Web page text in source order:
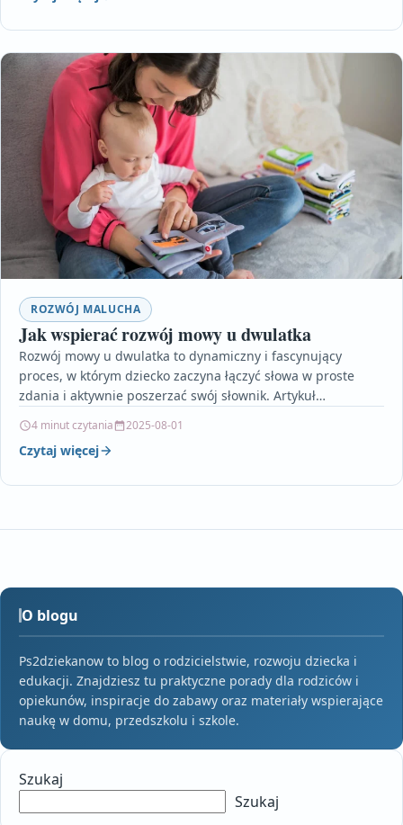
ROZWÓJ MALUCHA
Jak wspierać rozwój mowy u dwulatka
Rozwój mowy u dwulatka to dynamiczny i fascynujący
proces, w którym dziecko zaczyna łączyć słowa w proste
zdania i aktywnie poszerzać swój słownik. Artykuł…
4 minut czytania 2025-08-01
Czytaj więcej
O blogu
Ps2dziekanow to blog o rodzicielstwie, rozwoju dziecka i
edukacji. Znajdziesz tu praktyczne porady dla rodziców i
opiekunów, inspiracje do zabawy oraz materiały wspierające
naukę w domu, przedszkolu i szkole.
Szukaj
Szukaj